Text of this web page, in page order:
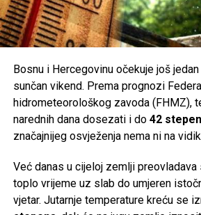
Bosnu i Hercegovinu očekuje još
sunčan vikend. Prema prognozi
hidrometeorološkog zavoda (FHMZ),
narednih dana dosezati i do 42
značajnijeg osvježenja nema ni na
Već danas u cijeloj zemlji preovladava
toplo vrijeme uz slab do umjeren
vjetar. Jutarnje temperature kreću se